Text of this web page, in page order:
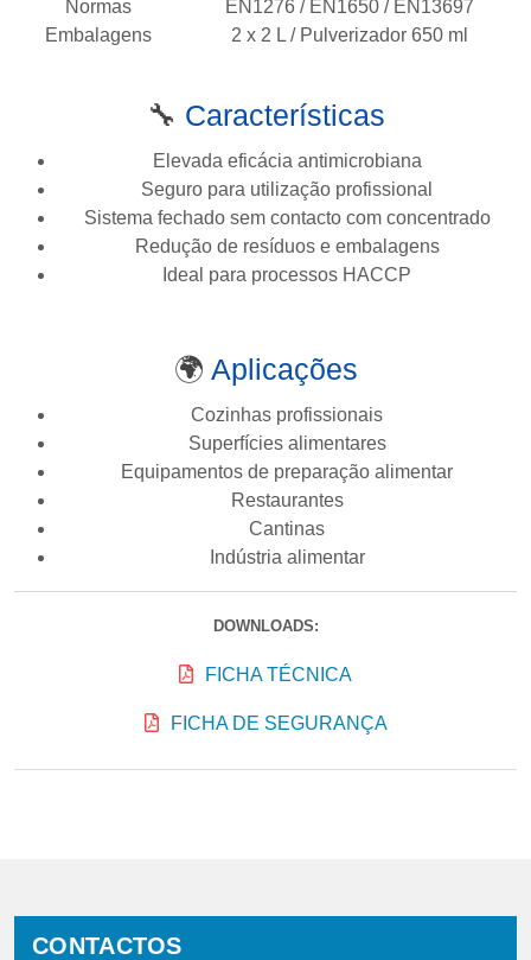
Normas
EN1276 / EN1650 / EN13697
Embalagens
2 x 2 L / Pulverizador 650 ml
🔧 Características
Elevada eficácia antimicrobiana
Seguro para utilização profissional
Sistema fechado sem contacto com concentrado
Redução de resíduos e embalagens
Ideal para processos HACCP
🌍 Aplicações
Cozinhas profissionais
Superfícies alimentares
Equipamentos de preparação alimentar
Restaurantes
Cantinas
Indústria alimentar
DOWNLOADS:
FICHA TÉCNICA
FICHA DE SEGURANÇA
CONTACTOS